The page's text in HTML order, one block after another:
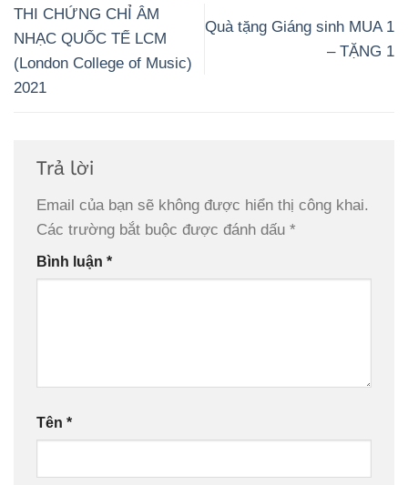
THI CHỨNG CHỈ ÂM
NHẠC QUỐC TẾ LCM
(London College of Music)
2021
Quà tặng Giáng sinh MUA 1
– TẶNG 1
Trả lời
Email của bạn sẽ không được hiển thị công khai.
Các trường bắt buộc được đánh dấu *
Bình luận *
Tên *